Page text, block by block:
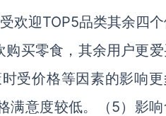
欢迎TOP5品类其余四
买零食，其余用户更
受价格等因素的影响
满意度较低。（5）影